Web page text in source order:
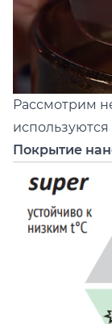
Рассмотрим
Покрытие